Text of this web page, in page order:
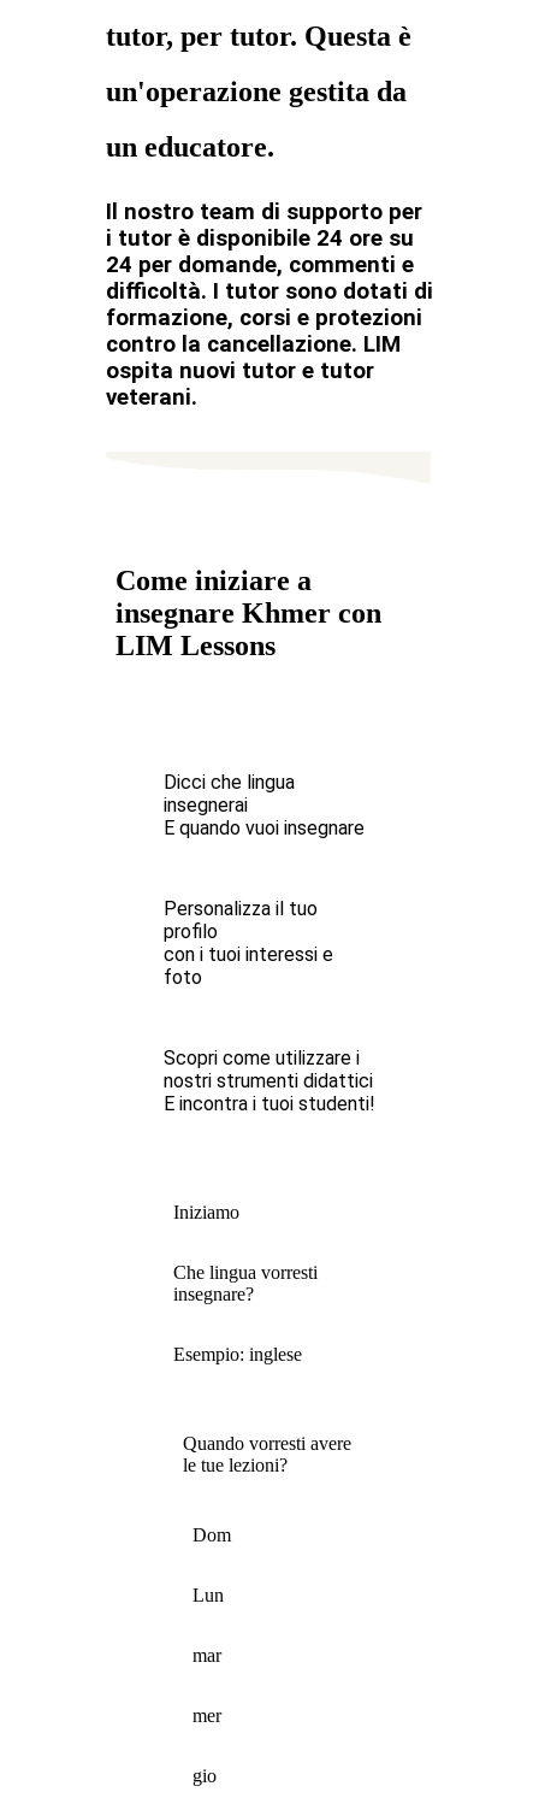
tutor, per tutor. Questa è
un'operazione gestita da
un educatore.
Il nostro team di supporto per
i tutor è disponibile 24 ore su
24 per domande, commenti e
difficoltà. I tutor sono dotati di
formazione, corsi e protezioni
contro la cancellazione. LIM
ospita nuovi tutor e tutor
veterani.
Come iniziare a
insegnare Khmer con
LIM Lessons
Dicci che lingua
insegnerai
E quando vuoi insegnare
Personalizza il tuo
profilo
con i tuoi interessi e
foto
Scopri come utilizzare i
nostri strumenti didattici
E incontra i tuoi studenti!
Iniziamo
Che lingua vorresti
insegnare?
Esempio: inglese
Quando vorresti avere
le tue lezioni?
Dom
Lun
mar
mer
gio